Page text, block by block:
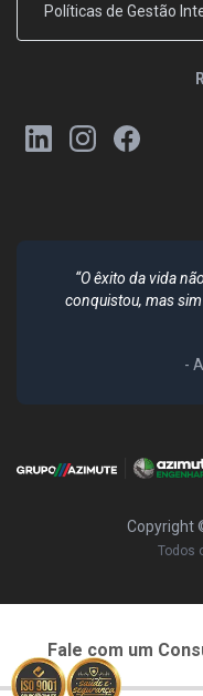
Políticas de Gestão
“O êxito da vida
conquistou, mas
-
Copyright
Todos
Fale com um